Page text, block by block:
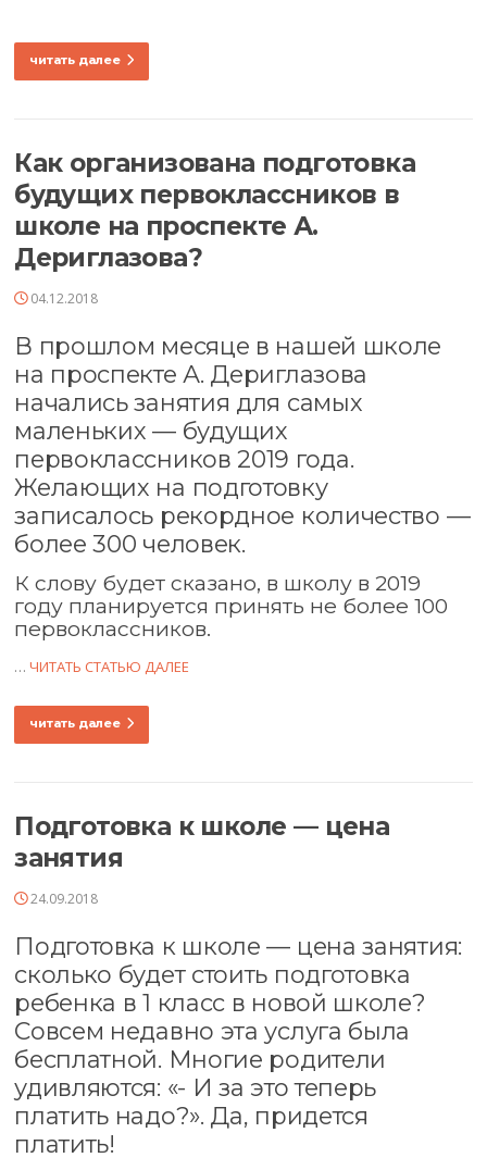
читать далее
Как организована подготовка
будущих первоклассников в
школе на проспекте А.
Дериглазова?
04.12.2018
В прошлом месяце в нашей школе
на проспекте А. Дериглазова
начались занятия для самых
маленьких — будущих
первоклассников 2019 года.
Желающих на подготовку
записалось рекордное количество —
более 300 человек.
К слову будет сказано, в школу в 2019
году планируется принять не более 100
первоклассников.
…ЧИТАТЬ СТАТЬЮ ДАЛЕЕ
читать далее
Подготовка к школе — цена
занятия
24.09.2018
Подготовка к школе — цена занятия:
сколько будет стоить подготовка
ребенка в 1 класс в новой школе?
Совсем недавно эта услуга была
бесплатной. Многие родители
удивляются: «- И за это теперь
платить надо?». Да, придется
платить!